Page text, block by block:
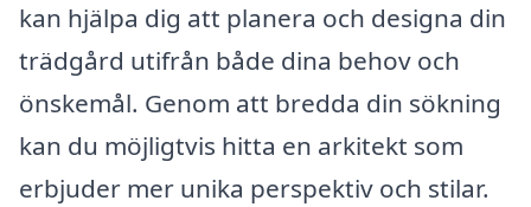
kan hjälpa dig att planera och designa din
trädgård utifrån både dina behov och
önskemål. Genom att bredda din sökning
kan du möjligtvis hitta en arkitekt som
erbjuder mer unika perspektiv och stilar.